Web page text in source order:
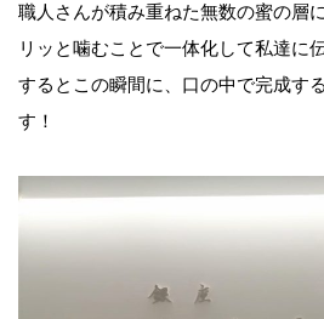
職人さんが積み重ねた無数の蜜の層
リッと噛むことで一体化して私達に伝
するとこの瞬間に、口の中で完成す
す！